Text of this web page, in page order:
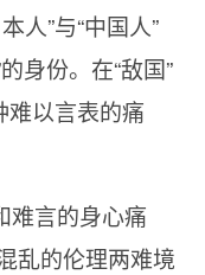
人”与“中国人”
身份。在“敌国”
难以言表的痛
难言的身心痛
乱的伦理两难境